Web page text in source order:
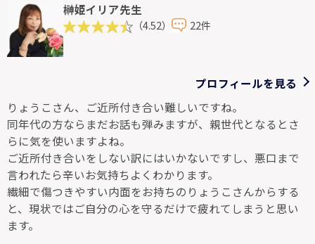
榊姫イリア先生
（4.52） 22件
プロフィールを見る
りょうこさん、ご近所付き合い難しいですね。
同年代の方ならまだお話も弾みますが、親世代となるとさ
らに気を使いますよね。
ご近所付き合いをしない訳にはいかないですし、悪口まで
言われたら辛いお気持ちよくわかります。
繊細で傷つきやすい内面をお持ちのりょうこさんからする
と、現状ではご自分の心を守るだけで疲れてしまうと思い
ます。